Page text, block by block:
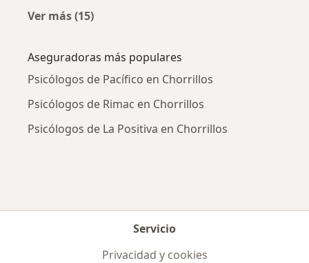
Ver más (15)
Aseguradoras más populares
Psicólogos de Pacífico en Chorrillos
Psicólogos de Rimac en Chorrillos
Psicólogos de La Positiva en Chorrillos
Servicio
Privacidad y cookies